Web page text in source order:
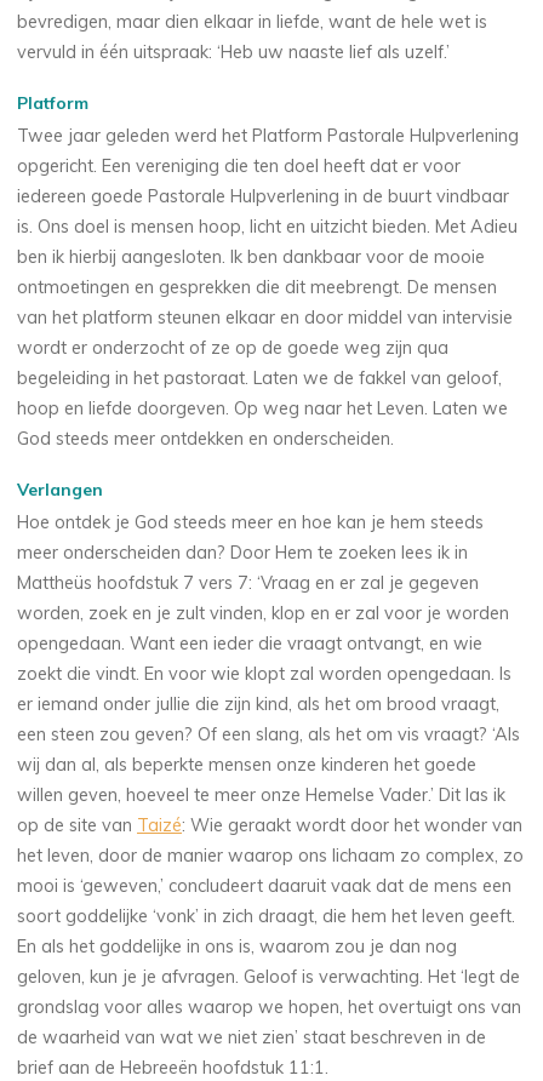
bevredigen, maar dien elkaar in liefde, want de hele wet is
vervuld in één uitspraak: ‘Heb uw naaste lief als uzelf.’
Platform
Twee jaar geleden werd het Platform Pastorale Hulpverlening
opgericht. Een vereniging die ten doel heeft dat er voor
iedereen goede Pastorale Hulpverlening in de buurt vindbaar
is. Ons doel is mensen hoop, licht en uitzicht bieden. Met Adieu
ben ik hierbij aangesloten. Ik ben dankbaar voor de mooie
ontmoetingen en gesprekken die dit meebrengt. De mensen
van het platform steunen elkaar en door middel van intervisie
wordt er onderzocht of ze op de goede weg zijn qua
begeleiding in het pastoraat. Laten we de fakkel van geloof,
hoop en liefde doorgeven. Op weg naar het Leven. Laten we
God steeds meer ontdekken en onderscheiden.
Verlangen
Hoe ontdek je God steeds meer en hoe kan je hem steeds
meer onderscheiden dan? Door Hem te zoeken lees ik in
Mattheüs hoofdstuk 7 vers 7: ‘Vraag en er zal je gegeven
worden, zoek en je zult vinden, klop en er zal voor je worden
opengedaan. Want een ieder die vraagt ontvangt, en wie
zoekt die vindt. En voor wie klopt zal worden opengedaan. Is
er iemand onder jullie die zijn kind, als het om brood vraagt,
een steen zou geven? Of een slang, als het om vis vraagt? ‘Als
wij dan al, als beperkte mensen onze kinderen het goede
willen geven, hoeveel te meer onze Hemelse Vader.’ Dit las ik
op de site van Taizé: Wie geraakt wordt door het wonder van
het leven, door de manier waarop ons lichaam zo complex, zo
mooi is ‘geweven,’ concludeert daaruit vaak dat de mens een
soort goddelijke ‘vonk’ in zich draagt, die hem het leven geeft.
En als het goddelijke in ons is, waarom zou je dan nog
geloven, kun je je afvragen. Geloof is verwachting. Het ‘legt de
grondslag voor alles waarop we hopen, het overtuigt ons van
de waarheid van wat we niet zien’ staat beschreven in de
brief aan de Hebreeën hoofdstuk 11:1.